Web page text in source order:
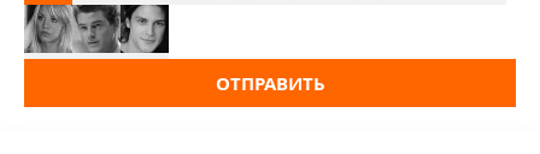
ОТПРАВИТЬ